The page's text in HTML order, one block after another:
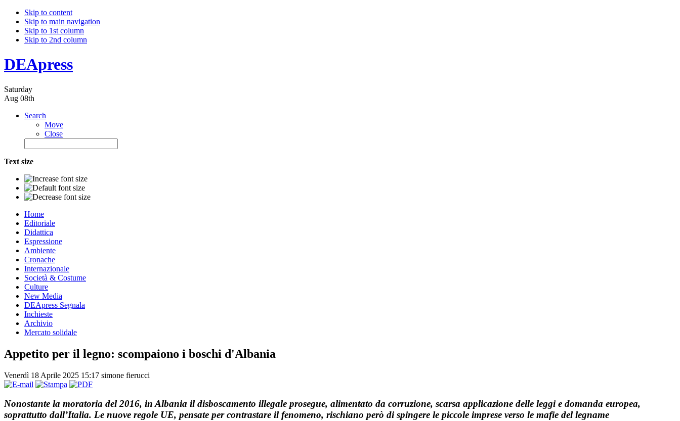
Skip to content
Skip to main navigation
Skip to 1st column
Skip to 2nd column
DEApress
Saturday
Aug 08th
Search
Move
Close
Text size
Home
Editoriale
Didattica
Espressione
Ambiente
Cronache
Internazionale
Società & Costume
Culture
New Media
DEApress Segnala
Inchieste
Archivio
Mercato solidale
Appetito per il legno: scompaiono i boschi d'Albania
Venerdì 18 Aprile 2025 15:17 simone fierucci
Nonostante la moratoria del 2016, in Albania il disboscamento illegale prosegue, alimentato da corruzione, scarsa applicazione delle leggi e domanda europea,
soprattutto dall’Italia. Le nuove regole UE, pensate per contrastare il fenomeno, rischiano però di spingere le piccole imprese verso le mafie del legname